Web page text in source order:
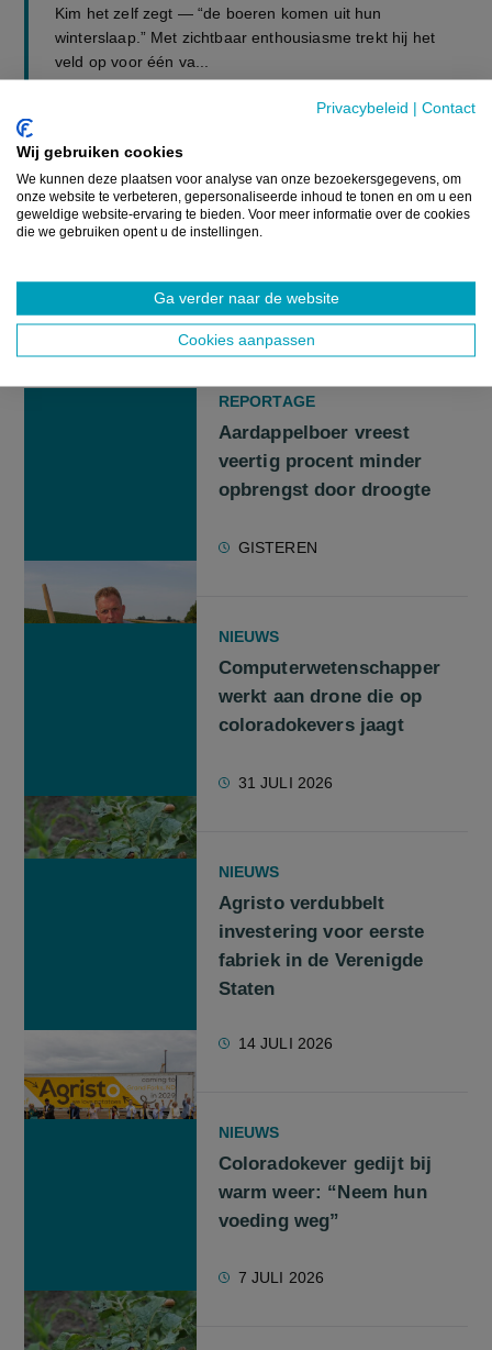
Privacybeleid | Contact
Wij gebruiken cookies
We kunnen deze plaatsen voor analyse van onze bezoekersgegevens, om
onze website te verbeteren, gepersonaliseerde inhoud te tonen en om u een
geweldige website-ervaring te bieden. Voor meer informatie over de cookies
die we gebruiken opent u de instellingen.
Ga verder naar de website
Cookies aanpassen
Kim het zelf zegt — “de boeren komen uit hun
winterslaap.” Met zichtbaar enthousiasme trekt hij het
veld op voor één va...
Lees meer
GERELATEERDE ARTIKELS
REPORTAGE
Aardappelboer vreest
veertig procent minder
opbrengst door droogte
GISTEREN
NIEUWS
Computerwetenschapper
werkt aan drone die op
coloradokevers jaagt
31 JULI 2026
NIEUWS
Agristo verdubbelt
investering voor eerste
fabriek in de Verenigde
Staten
14 JULI 2026
NIEUWS
Coloradokever gedijt bij
warm weer: “Neem hun
voeding weg”
7 JULI 2026